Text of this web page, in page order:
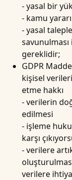
- yasal bir
- kamu
- yasal
savunulması
gereklidir;
GDPR
kişisel
etme hakkı
- verilerin
edilmesi
- işleme
karşı
- verilere
verilere